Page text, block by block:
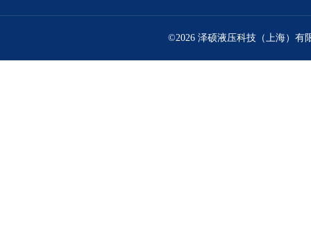
©2026 泽硕液压科技（上海）有